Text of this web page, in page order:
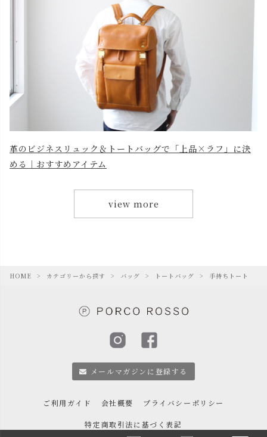
革のビジネスリュック＆トートバッグで「上品×ラフ」に決
める｜おすすめアイテム
view more
HOME カテゴリーから探す バッグ トートバッグ 手持ちトート
メールマガジンに登録する
ご利用ガイド 会社概要 プライバシーポリシー
特定商取引法に基づく表記